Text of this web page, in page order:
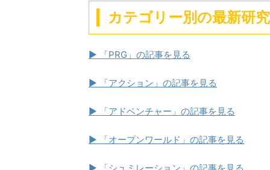
カテゴリー別の最新研
▶ 「PRG」の記事を見る
▶ 「アクション」の記事を見る
▶ 「アドベンチャー」の記事を見る
▶ 「オープンワールド」の記事を見る